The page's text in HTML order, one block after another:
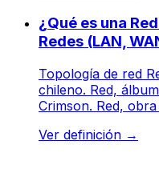
¿Qué es una
Redes (LAN,
Topología de red
chileno. Red,
Crimson. Red,
Ver definición →